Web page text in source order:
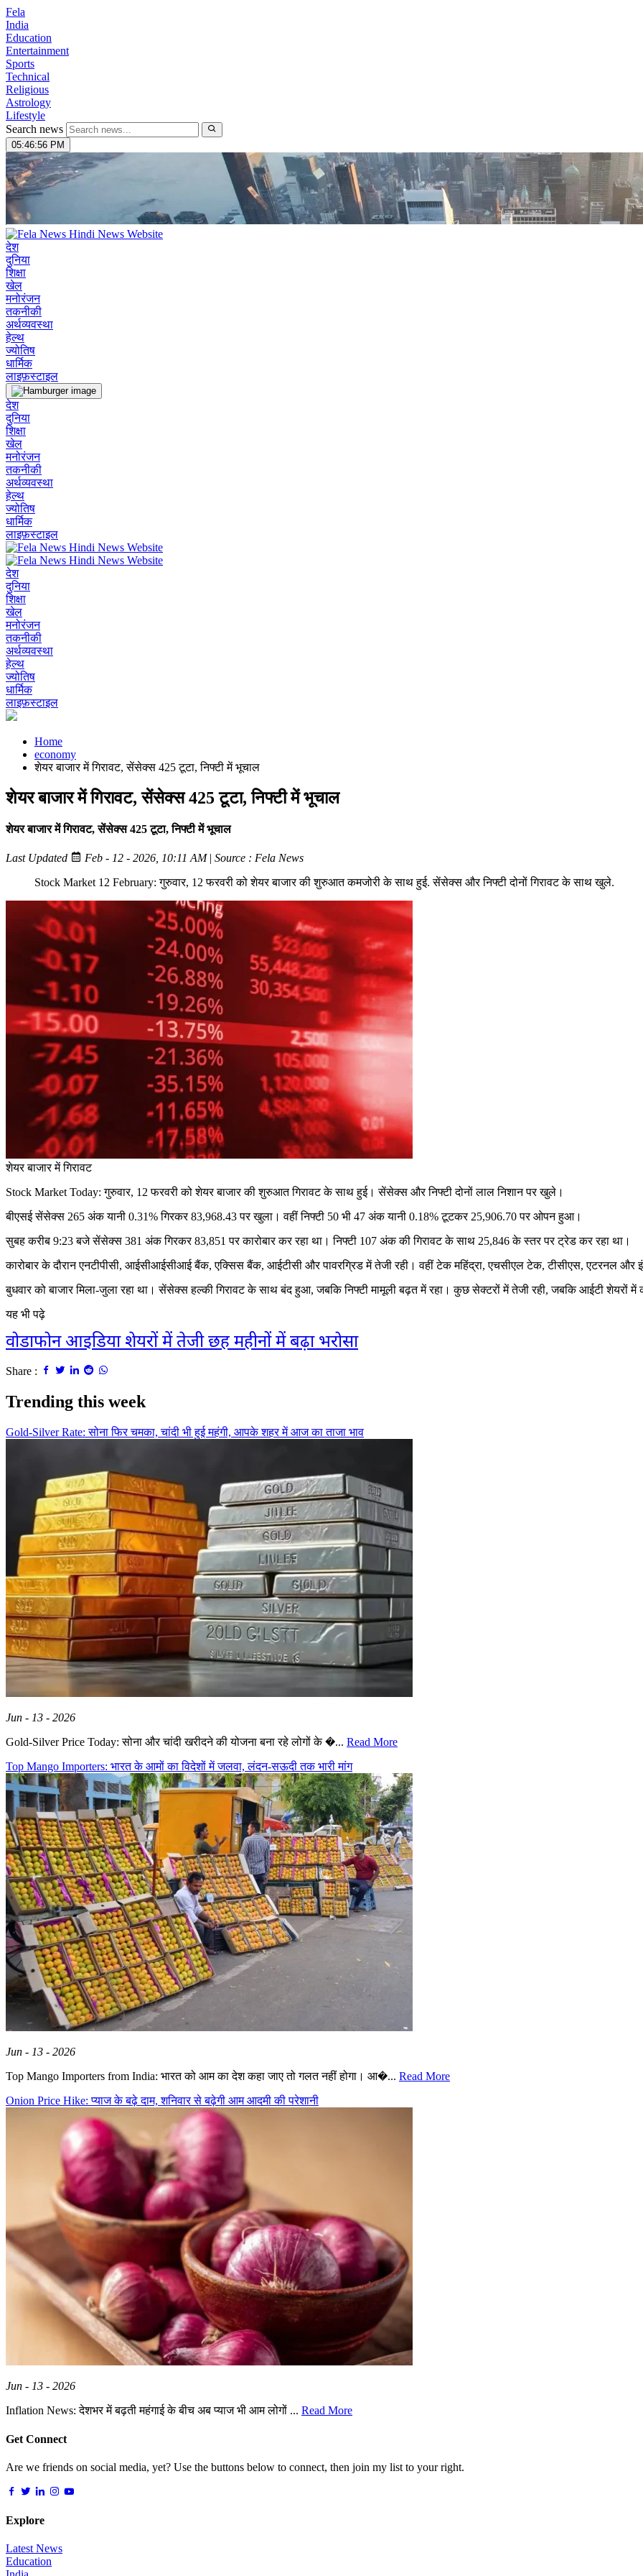
Fela
India
Education
Entertainment
Sports
Technical
Religious
Astrology
Lifestyle
Search news
05:46:57 PM
देश
दुनिया
शिक्षा
खेल
मनोरंजन
तकनीकी
अर्थव्यवस्था
हेल्थ
ज्योतिष
धार्मिक
लाइफ़स्टाइल
देश
दुनिया
शिक्षा
खेल
मनोरंजन
तकनीकी
अर्थव्यवस्था
हेल्थ
ज्योतिष
धार्मिक
लाइफ़स्टाइल
देश
दुनिया
शिक्षा
खेल
मनोरंजन
तकनीकी
अर्थव्यवस्था
हेल्थ
ज्योतिष
धार्मिक
लाइफ़स्टाइल
Home
economy
शेयर बाजार में गिरावट, सेंसेक्स 425 टूटा, निफ्टी में भूचाल
शेयर बाजार में गिरावट, सेंसेक्स 425 टूटा, निफ्टी में भूचाल
शेयर बाजार में गिरावट, सेंसेक्स 425 टूटा, निफ्टी में भूचाल
Last Updated Feb - 12 - 2026, 10:11 AM| Source : Fela News
Stock Market 12 February: गुरुवार, 12 फरवरी को शेयर बाजार की शुरुआत कमजोरी के साथ हुई. सेंसेक्स और निफ्टी दोनों गिरावट के साथ खुले.
शेयर बाजार में गिरावट
Stock Market Today: गुरुवार, 12 फरवरी को शेयर बाजार की शुरुआत गिरावट के साथ हुई। सेंसेक्स और निफ्टी दोनों लाल निशान पर खुले।
बीएसई सेंसेक्स 265 अंक यानी 0.31% गिरकर 83,968.43 पर खुला। वहीं निफ्टी 50 भी 47 अंक यानी 0.18% टूटकर 25,906.70 पर ओपन हुआ।
सुबह करीब 9:23 बजे सेंसेक्स 381 अंक गिरकर 83,851 पर कारोबार कर रहा था। निफ्टी 107 अंक की गिरावट के साथ 25,846 के स्तर पर ट्रेड कर रहा था।
कारोबार के दौरान एनटीपीसी, आईसीआईसीआई बैंक, एक्सिस बैंक, आईटीसी और पावरग्रिड में तेजी रही। वहीं टेक महिंद्रा, एचसीएल टेक, टीसीएस, एटरनल और
बुधवार को बाजार मिला-जुला रहा था। सेंसेक्स हल्की गिरावट के साथ बंद हुआ, जबकि निफ्टी मामूली बढ़त में रहा। कुछ सेक्टरों में तेजी रही, जबकि आईटी शेयरों में
यह भी पढ़े
वोडाफोन आइडिया शेयरों में तेजी छह महीनों में बढ़ा भरोसा
Share :
Trending this week
Gold-Silver Rate: सोना फिर चमका, चांदी भी हुई महंगी, आपके शहर में आज का ताजा भाव
Jun - 13 - 2026
Gold-Silver Price Today: सोना और चांदी खरीदने की योजना बना रहे लोगों के �... Read More
Top Mango Importers: भारत के आमों का विदेशों में जलवा, लंदन-सऊदी तक भारी मांग
Jun - 13 - 2026
Top Mango Importers from India: भारत को आम का देश कहा जाए तो गलत नहीं होगा। आ�... Read More
Onion Price Hike: प्याज के बढ़े दाम, शनिवार से बढ़ेगी आम आदमी की परेशानी
Jun - 13 - 2026
Inflation News: देशभर में बढ़ती महंगाई के बीच अब प्याज भी आम लोगों ... Read More
Get Connect
Are we friends on social media, yet? Use the buttons below to connect, then join my list to your right.
Explore
Latest News
Education